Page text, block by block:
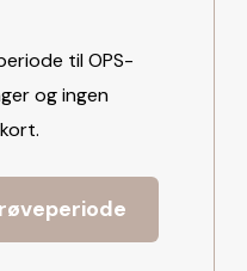
til OPS-
og ingen